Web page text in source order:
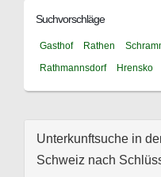
Suchvorschläge
Gasthof Rathen
Rathmannsdorf
Hrensko
Unterkunftsuche in
Schweiz nach